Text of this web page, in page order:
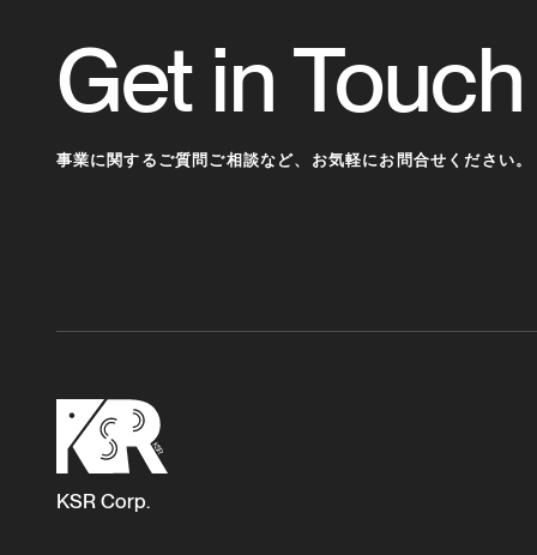
Get in Touch
事業に関するご質問ご相談など、 お気軽にお問合せください。
KSR Corp.